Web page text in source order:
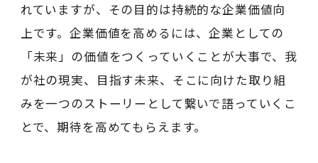
れていますが、その目的は持続的な企業価値向
上です。企業価値を高めるには、企業としての
「未来」の価値をつくっていくことが大事で、我
が社の現実、目指す未来、そこに向けた取り組
みを一つのストーリーとして繋いで語っていくこ
とで、期待を高めてもらえます。